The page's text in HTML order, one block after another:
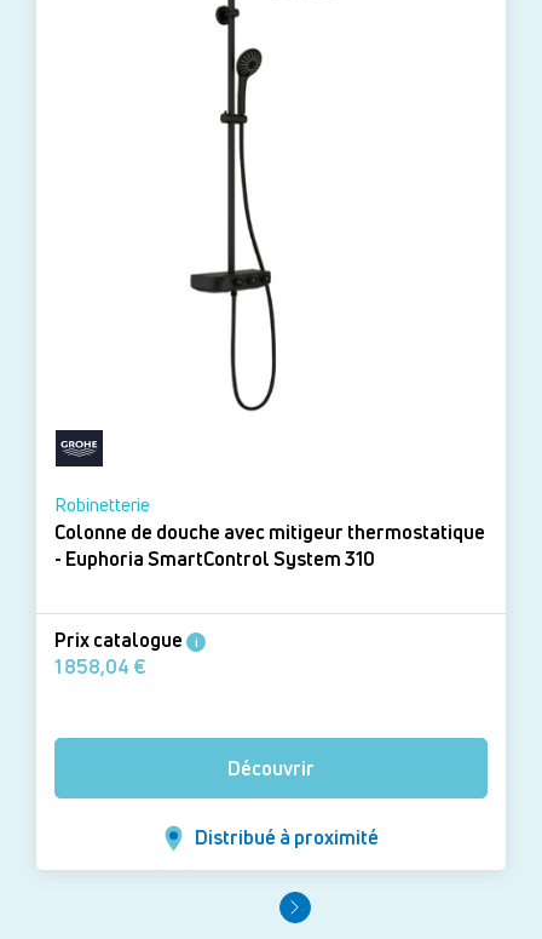
Robinetterie
Colonne de douche avec mitigeur thermostatique
- Euphoria SmartControl System 310
Prix catalogue i
1 858,04 €
Découvrir
Distribué à proximité